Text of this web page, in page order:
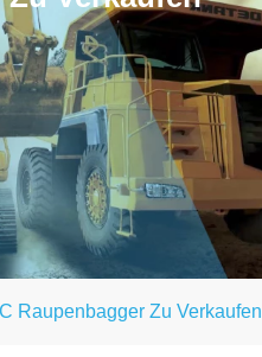
Raupenbagger Zu Verkaufen